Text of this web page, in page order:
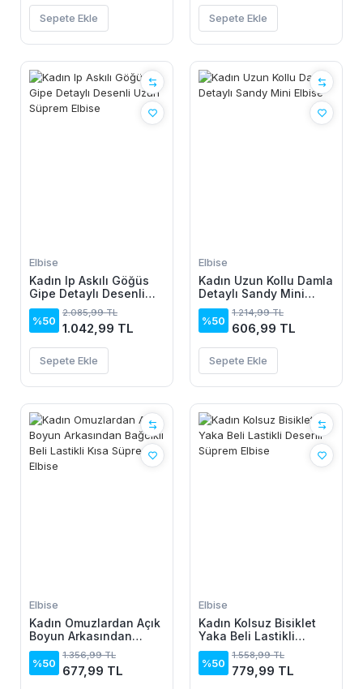
Sepete Ekle Sepete Ekle
Elbise
Kadın Ip Askılı Göğüs
Gipe Detaylı Desenli
Uzun Süprem Elbise
%50
2.085,99 TL
1.042,99 TL
Sepete Ekle
Elbise
Kadın Uzun Kollu Damla
Detaylı Sandy Mini
Elbise
%50
1.214,99 TL
606,99 TL
Sepete Ekle
Elbise
Kadın Omuzlardan Açık
Boyun Arkasından
Bağcıklı Beli Lastikli
Kısa Süprem Elbise
%50
1.356,99 TL
677,99 TL
Elbise
Kadın Kolsuz Bisiklet
Yaka Beli Lastikli
Desenli Süprem Elbise
%50
1.558,99 TL
779,99 TL